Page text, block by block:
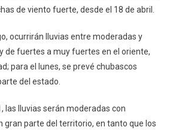
de viento fuerte, desde el 18 de abril.
ocurrirán lluvias entre moderadas y
de fuertes a muy fuertes en el oriente,
para el lunes, se prevé chubascos
del estado.
las lluvias serán moderadas con
gran parte del territorio, en tanto que los